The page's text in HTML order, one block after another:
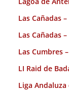
Las Cañadas
Las Cañadas
Las Cumbres
LI Raid de
Liga